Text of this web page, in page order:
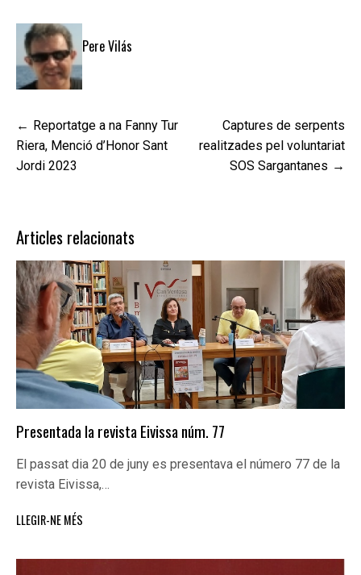
Pere Vilás
Navegació
d'entrades
Reportatge a na Fanny Tur
Riera, Menció d’Honor Sant
Jordi 2023
Captures de serpents
realitzades pel voluntariat
SOS Sargantanes
Articles relacionats
Presentada la revista Eivissa núm. 77
El passat dia 20 de juny es presentava el número 77 de la
revista Eivissa,…
LLEGIR-NE MÉS